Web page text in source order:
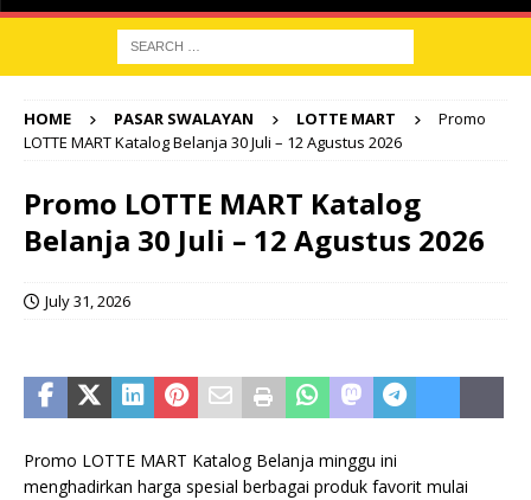
HOME PASAR SWALAYAN LOTTE MART
Promo
LOTTE MART Katalog Belanja 30 Juli – 12 Agustus 2026
Promo LOTTE MART Katalog
Belanja 30 Juli – 12 Agustus 2026
July 31, 2026
Promo LOTTE MART Katalog Belanja minggu ini
menghadirkan harga spesial berbagai produk favorit mulai